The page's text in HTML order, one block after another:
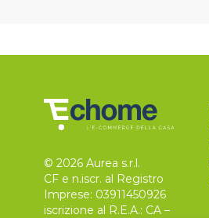
© 2026 Aurea s.r.l.
CF e n.iscr. al Registro
Imprese: 03911450926
iscrizione al R.E.A.: CA –